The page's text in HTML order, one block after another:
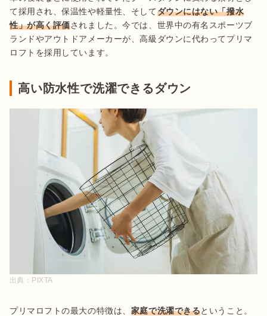
て採用され、保温性や軽量性、そしてダウンにはない「撥水
性」が高く評価されました。今では、世界中の有名スポーツブ
ランドやアウトドアメーカーが、高級ダウンに代わってプリマ
ロフトを採用しています。
高い防水性で洗濯できるダウン
出典： PIXTA
プリマロフトの最大の特徴は、 家庭で洗濯できるということ。